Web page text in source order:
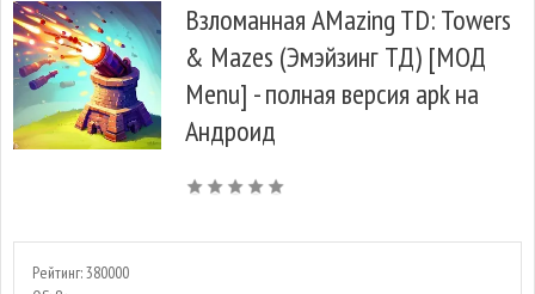
Взломанная AMazing TD: Towers
& Mazes (Эмэйзинг ТД) [МОД
Menu] - полная версия apk на
Андроид
Рейтинг: 380000